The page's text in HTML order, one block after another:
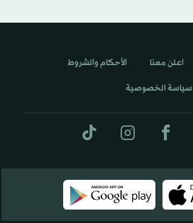
اعلن معنا الأحكام والشروط
سياسة الخصوصية